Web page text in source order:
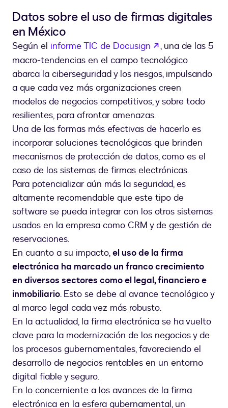
Datos sobre el uso de firmas digitales
en México
Según el informe TIC de Docusign abre em uma
, una de las 5
macro-tendencias en el campo tecnológico
abarca la ciberseguridad y los riesgos, impulsando
a que cada vez más organizaciones creen
modelos de negocios competitivos, y sobre todo
resilientes, para afrontar amenazas.
Una de las formas más efectivas de hacerlo es
incorporar soluciones tecnológicas que brinden
mecanismos de protección de datos, como es el
caso de los sistemas de firmas electrónicas.
Para potencializar aún más la seguridad, es
altamente recomendable que este tipo de
software se pueda integrar con los otros sistemas
usados en la empresa como CRM y de gestión de
reservaciones.
En cuanto a su impacto,el uso de la firma
electrónica ha marcado un franco crecimiento
en diversos sectores como el legal, financiero e
inmobiliario. Esto se debe al avance tecnológico y
al marco legal cada vez más robusto.
En la actualidad, la firma electrónica se ha vuelto
clave para la modernización de los negocios y de
los procesos gubernamentales, favoreciendo el
desarrollo de negocios rentables en un entorno
digital fiable y seguro.
En lo concerniente a los avances de la firma
electrónica en la esfera gubernamental, un